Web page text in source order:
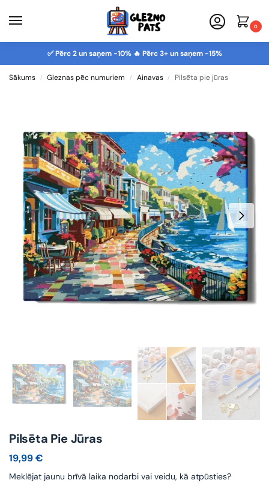
0
✅ Pērc 2 un saņem -10% 🔥 Pērc 3+ un saņem -15%
Sākums / Gleznas pēc numuriem / Ainavas / Pilsēta pie jūras
Pilsēta Pie Jūras
19,99€
Meklējat jaunu brīvā laika nodarbi vai veidu, kā atpūsties?